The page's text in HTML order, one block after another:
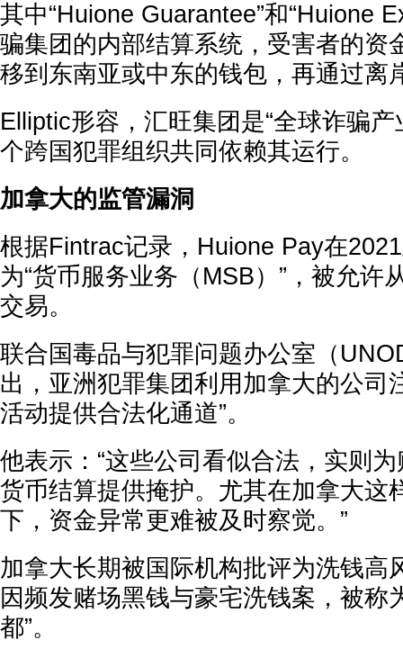
其中“Huione Guarantee”和“Huione
骗集团的内部结算系统，受害者的资
移到东南亚或中东的钱包，再通过离
Elliptic形容，汇旺集团是“全球诈骗
个跨国犯罪组织共同依赖其运行。
加拿大的监管漏洞
根据Fintrac记录，Huione Pay在
为“货币服务业务（MSB）”，被允许
交易。
联合国毒品与犯罪问题办公室（
出，亚洲犯罪集团利用加拿大的公司
活动提供合法化通道”。
他表示：“这些公司看似合法，实则
货币结算提供掩护。尤其在加拿大这
下，资金异常更难被及时察觉。”
加拿大长期被国际机构批评为洗钱高
因频发赌场黑钱与豪宅洗钱案，被称
都”。